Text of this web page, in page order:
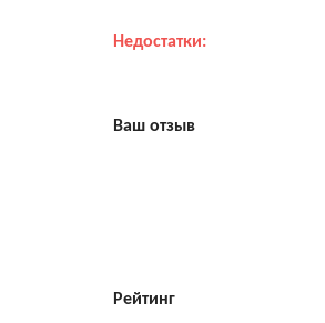
Недостатки:
Ваш отзыв
Рейтинг